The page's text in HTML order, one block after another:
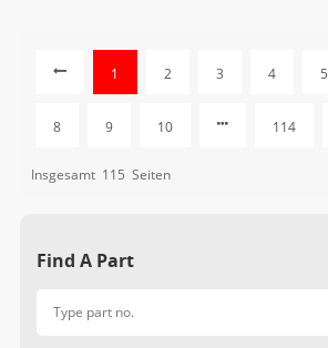
1 2 3 4 5
8 9 10 114
Insgesamt 115 Seiten
Find A Part